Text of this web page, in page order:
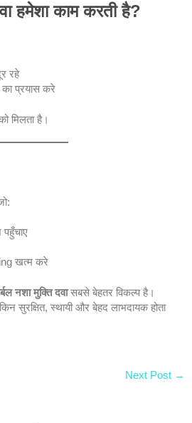
हमेशा काम करती है?
रहे
प्रयास करे
मिलता है।
खत्म करे
नशा मुक्ति दवासबसे बेहतर विकल्प है।
सुरक्षित, स्थायी और बेहद लाभदायक होता
Next Post →